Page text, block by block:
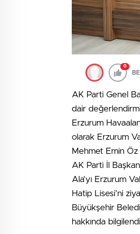
0
AK Parti Genel
dair
Erzurum
olarak Erzurum
Mehmet Emin
AK Parti İl
Ala’yı Erzurum
Hatip Lisesi’ni
Büyükşehir
hakkında